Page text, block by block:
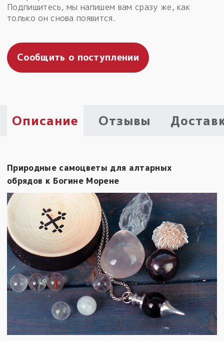
Пыльный сундучок
Товары со скидкой
Безоплатная доставка
на заказ от 4 тыс. руб. со скидкой
Подпишитесь, мы напишем вам сразу же, как
только он снова появится.
Сообщить о поступлении
Описание Отзывы
Природные самоцветы для алтарных
обрядов к Богине Морене